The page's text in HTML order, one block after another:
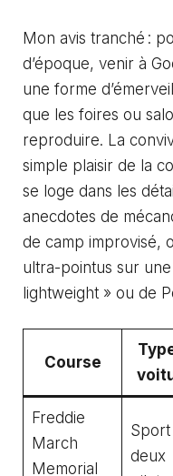
Mon avis tranché :
d’époque, venir à
une forme
que les foires ou
reproduire. La
simple plaisir de la
se loge dans les
anecdotes de
de camp improvisé,
ultra-pointus sur
lightweight » ou de
Course
Freddie
March
Memorial
Sport
deux